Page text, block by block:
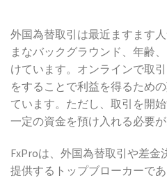
外国為替取引は最近ますます
まなバックグラウンド、年齢
けています。オンラインで取
をすることで利益を得るため
ています。ただし、取引を開
一定の資金を預け入れる必要が
FxProは、外国為替取引や差金
提供するトップブローカーで